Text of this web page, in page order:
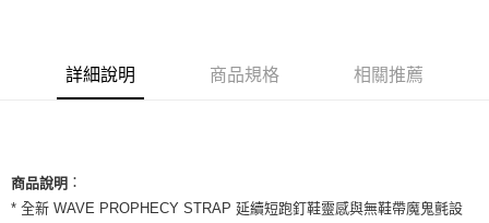
台新國際商業銀行
中國信託商業銀行
全盈+PAY
AFTEE先享後付是「在收到商品之後才付款」的支付方式。 讓您購物簡單
便利好安心！
ATM付款
詳細說明 商品規格 相關推薦
商品說明 ：
* 全新 WAVE PROPHECY STRAP 延續短跑釘鞋靈感與無鞋帶魔鬼氈設